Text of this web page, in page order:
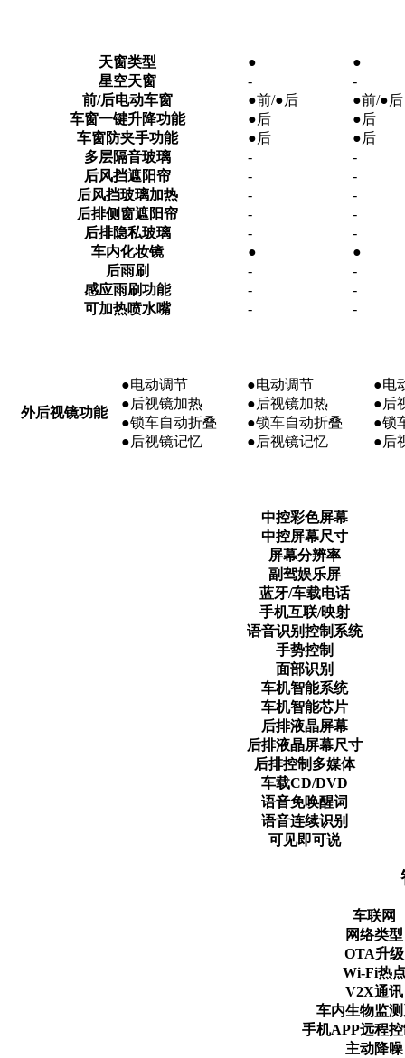
天窗类型 ●
●
星空天窗
-
-
前/后电动车窗
●前/●后
●前/●后
车窗一键升降功能
●后
●后
车窗防夹手功能
●后
●后
多层隔音玻璃
-
-
后风挡遮阳帘
-
-
后风挡玻璃加热
-
-
后排侧窗遮阳帘
-
-
后排隐私玻璃
-
-
车内化妆镜
●
●
后雨刷
-
-
感应雨刷功能
-
-
可加热喷水嘴
- -
外后视镜功能
●电动调节
●后视镜加热
●锁车自动折叠
●后视镜记忆
●电动调节
●后视镜加热
●锁车自动折叠
●后视镜记忆
●电
●后
●锁
●后
中控彩色屏幕
中控屏幕尺寸
屏幕分辨率
副驾娱乐屏
蓝牙/车载电话
手机互联/映射
语音识别控制系统
手势控制
面部识别
车机智能系统
车机智能芯片
后排液晶屏幕
后排液晶屏幕尺寸
后排控制多媒体
车载CD/DVD
语音免唤醒词
语音连续识别
可见即可说
车联网
网络类型
OTA升级
Wi-Fi热
V2X通讯
车内生物监
手机APP远程
主动降噪